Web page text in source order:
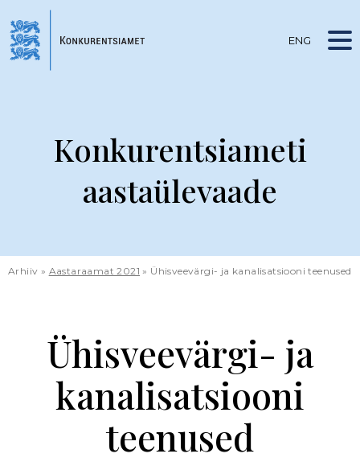
edasi
põhisisu
juurde
ENG
Konkurentsiameti
aastaülevaade
Arhiiv Aastaraamat 2021 Ühisveevärgi- ja kanalisatsiooni teenused
Ühisveevärgi- ja
kanalisatsiooni
teenused